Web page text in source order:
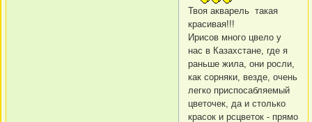
Твоя акварель такая
красивая!!!
Ирисов много цвело у
нас в Казахстане, где я
раньше жила, они росли,
как сорняки, везде, очень
легко приспосабляемый
цветочек, да и столько
красок и рсцветок - прямо